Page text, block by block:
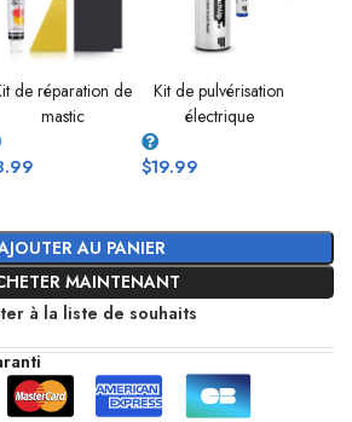
de réparation de
mastic
Kit de pulvérisation
électrique
$19.99
AU PANIER
MAINTENANT
à la liste de souhaits